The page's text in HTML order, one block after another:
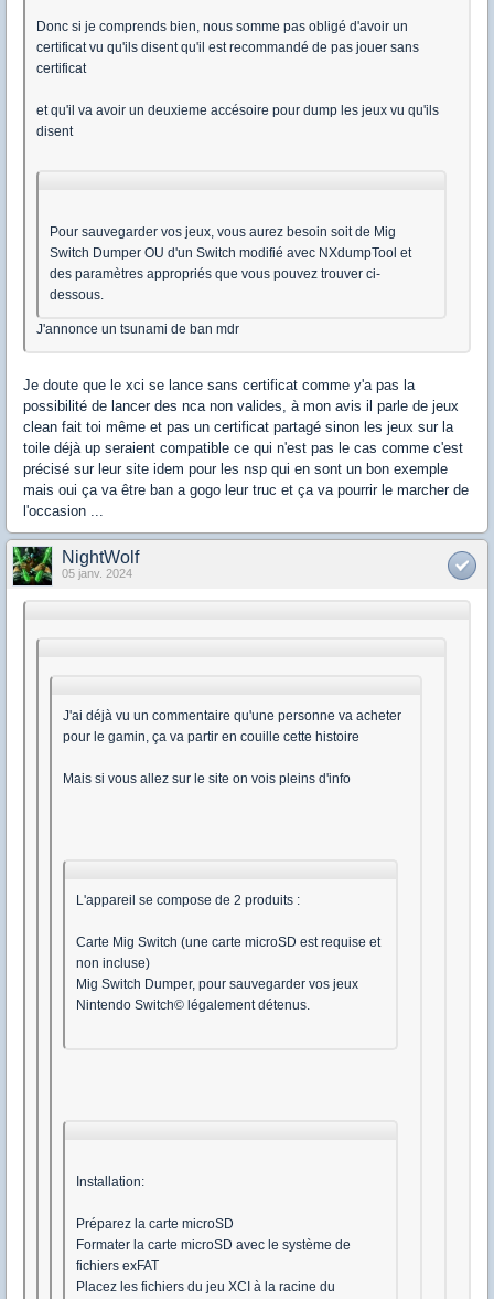
Donc si je comprends bien, nous somme pas obligé d'avoir un
certificat vu qu'ils disent qu'il est recommandé de pas jouer sans
certificat
et qu'il va avoir un deuxieme accésoire pour dump les jeux vu qu'ils
disent
Pour sauvegarder vos jeux, vous aurez besoin soit de Mig
Switch Dumper OU d'un Switch modifié avec NXdumpTool et
des paramètres appropriés que vous pouvez trouver ci-
dessous.
J'annonce un tsunami de ban mdr
Je doute que le xci se lance sans certificat comme y'a pas la
possibilité de lancer des nca non valides, à mon avis il parle de jeux
clean fait toi même et pas un certificat partagé sinon les jeux sur la
toile déjà up seraient compatible ce qui n'est pas le cas comme c'est
précisé sur leur site idem pour les nsp qui en sont un bon exemple
mais oui ça va être ban a gogo leur truc et ça va pourrir le marcher de
l'occasion ...
NightWolf
05 janv. 2024
J'ai déjà vu un commentaire qu'une personne va acheter
pour le gamin, ça va partir en couille cette histoire
Mais si vous allez sur le site on vois pleins d'info
L'appareil se compose de 2 produits :
Carte Mig Switch (une carte microSD est requise et
non incluse)
Mig Switch Dumper, pour sauvegarder vos jeux
Nintendo Switch© légalement détenus.
Installation:
Préparez la carte microSD
Formater la carte microSD avec le système de
fichiers exFAT
Placez les fichiers du jeu XCI à la racine du